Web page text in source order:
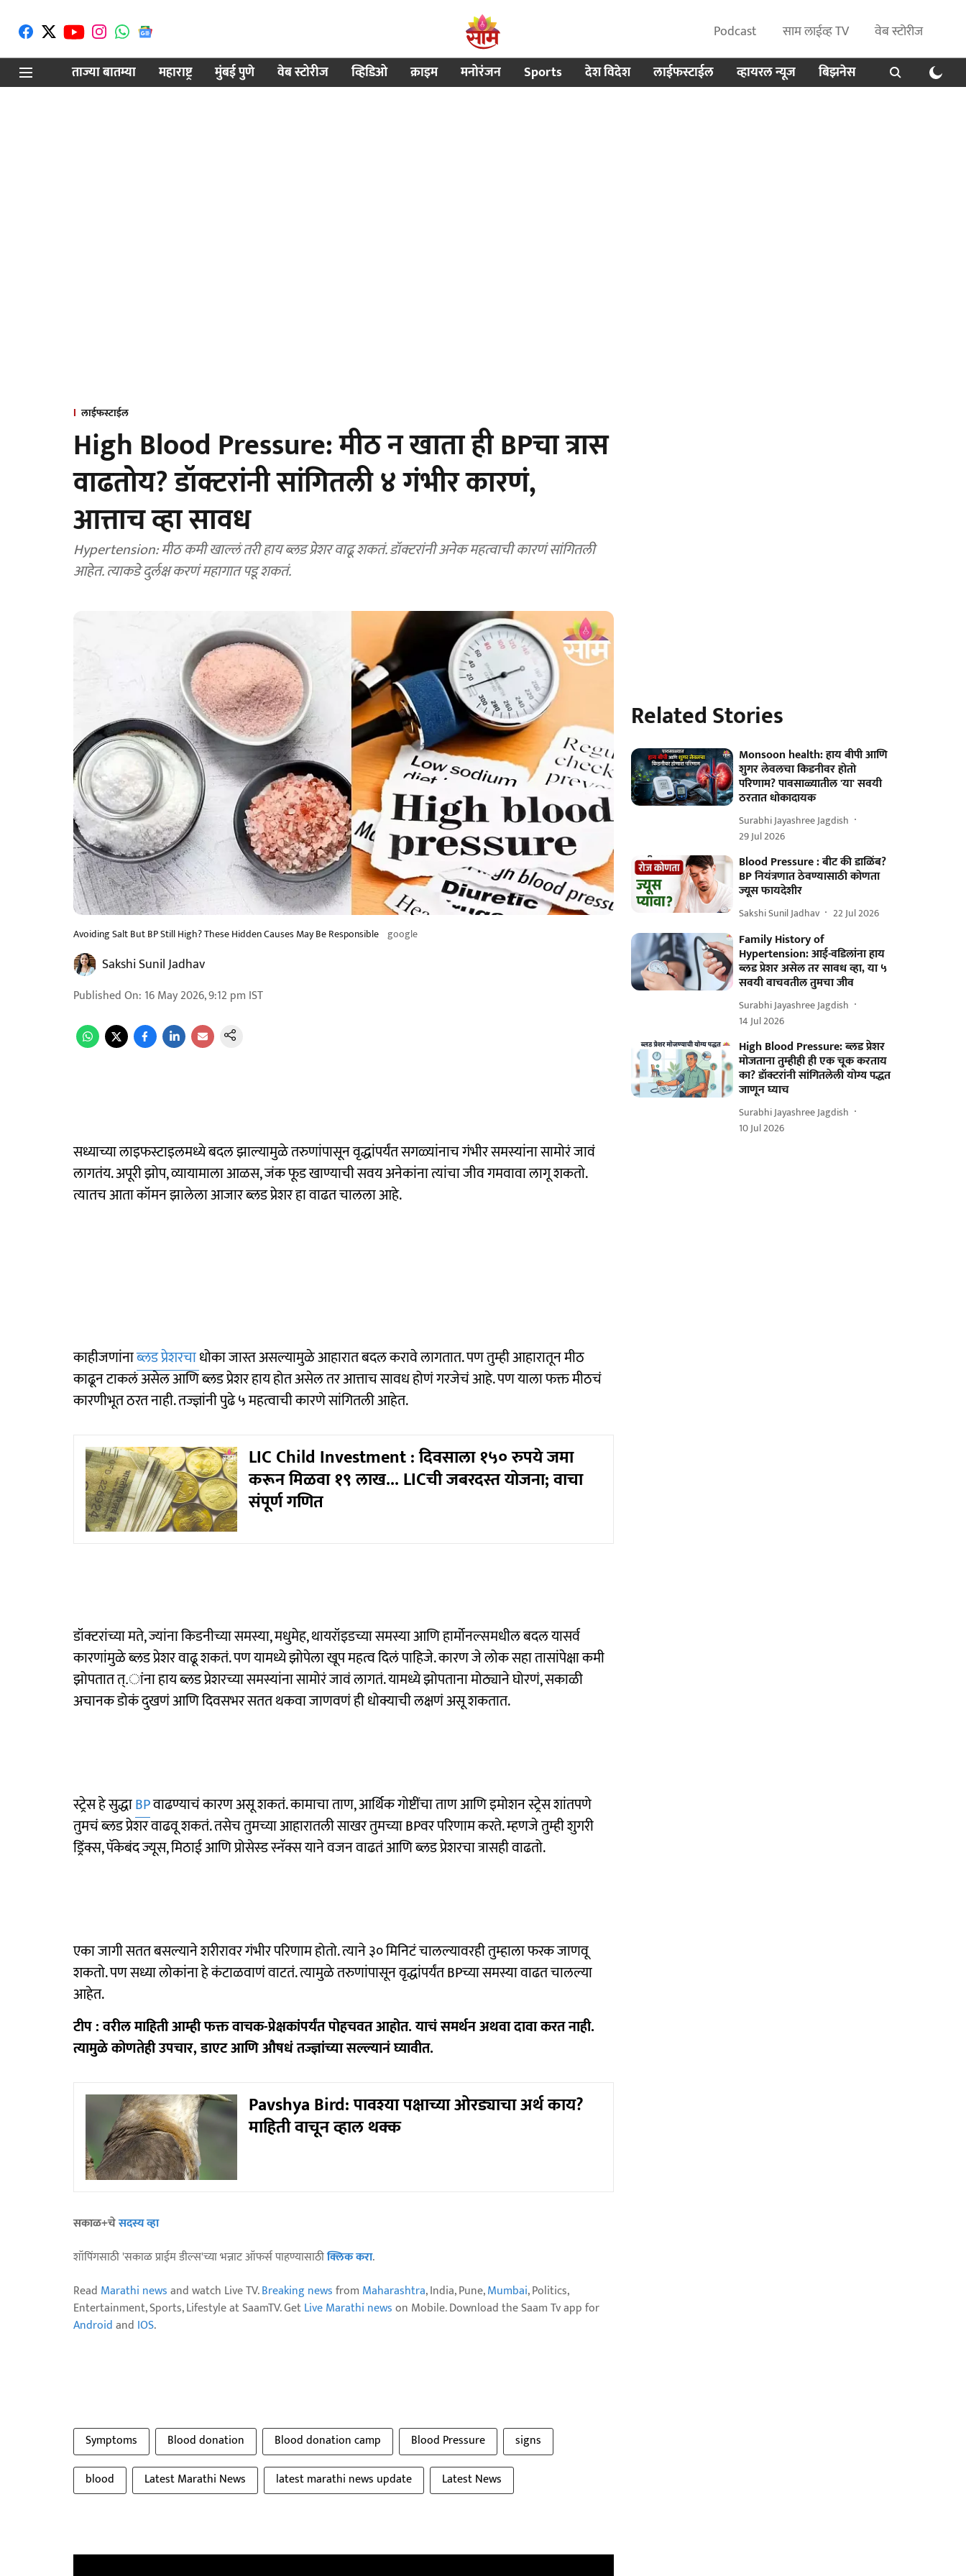
Podcast साम लाईव्ह TV
वेब स्टोरीज
ताज्या बातम्या
महाराष्ट्र मुंबई पुणे वेब स्टोरीज व्हिडिओ क्राइम मनोरंजन Sports देश विदेश लाईफस्टाईल व्हायरल न्यूज बिझनेस
लाईफस्टाईल
High Blood Pressure: मीठ न खाता ही BPचा त्रास
वाढतोय? डॉक्टरांनी सांगितली ४ गंभीर कारणं,
आत्ताच व्हा सावध
Hypertension: मीठ कमी खाल्लं तरी हाय ब्लड प्रेशर वाढू शकतं. डॉक्टरांनी अनेक महत्वाची कारणं सांगितली
आहेत. त्याकडे दुर्लक्ष करणं महागात पडू शकतं.
Avoiding Salt But BP Still High? These Hidden Causes May Be Responsible google
Sakshi Sunil Jadhav
Published On: 16 May 2026, 9:12 pm IST
सध्याच्या लाइफस्टाइलमध्ये बदल झाल्यामुळे तरुणांपासून वृद्धांपर्यंत सगळ्यांनाच गंभीर समस्यांना सामोरं जावं
लागतंय. अपूरी झोप, व्यायामाला आळस, जंक फूड खाण्याची सवय अनेकांना त्यांचा जीव गमवावा लागू शकतो.
त्यातच आता कॉमन झालेला आजार ब्लड प्रेशर हा वाढत चालला आहे.
काहीजणांनाब्लड प्रेशरचाधोका जास्त असल्यामुळे आहारात बदल करावे लागतात. पण तुम्ही आहारातून मीठ
काढून टाकलं असेल आणि ब्लड प्रेशर हाय होत असेल तर आत्ताच सावध होणं गरजेचं आहे. पण याला फक्त मीठचं
कारणीभूत ठरत नाही. तज्ज्ञांनी पुढे ५ महत्वाची कारणे सांगितली आहेत.
LIC Child Investment : दिवसाला १५० रुपये जमा
करून मिळवा १९ लाख... LICची जबरदस्त योजना; वाचा
संपूर्ण गणित
डॉक्टरांच्या मते, ज्यांना किडनीच्या समस्या, मधुमेह, थायरॉइडच्या समस्या आणि हार्मोनल्समधील बदल यासर्व
कारणांमुळे ब्लड प्रेशर वाढू शकतं. पण यामध्ये झोपेला खूप महत्व दिलं पाहिजे. कारण जे लोक सहा तासांपेक्षा कमी
झोपतात त्.ांना हाय ब्लड प्रेशरच्या समस्यांना सामोरं जावं लागतं. यामध्ये झोपताना मोठ्याने घोरणं, सकाळी
अचानक डोकं दुखणं आणि दिवसभर सतत थकवा जाणवणं ही धोक्याची लक्षणं असू शकतात.
स्ट्रेस हे सुद्धाBPवाढण्याचं कारण असू शकतं. कामाचा ताण, आर्थिक गोष्टींचा ताण आणि इमोशन स्ट्रेस शांतपणे
तुमचं ब्लड प्रेशर वाढवू शकतं. तसेच तुमच्या आहारातली साखर तुमच्या BPवर परिणाम करते. म्हणजे तुम्ही शुगरी
ड्रिंक्स, पॅकेबंद ज्यूस, मिठाई आणि प्रोसेस्ड स्नॅक्स याने वजन वाढतं आणि ब्लड प्रेशरचा त्रासही वाढतो.
एका जागी सतत बसल्याने शरीरावर गंभीर परिणाम होतो. त्याने ३० मिनिटं चालल्यावरही तुम्हाला फरक जाणवू
शकतो. पण सध्या लोकांना हे कंटाळवाणं वाटतं. त्यामुळे तरुणांपासून वृद्धांपर्यंत BPच्या समस्या वाढत चालल्या
आहेत.
टीप : वरील माहिती आम्ही फक्त वाचक-प्रेक्षकांपर्यंत पोहचवत आहोत. याचं समर्थन अथवा दावा करत नाही.
त्यामुळे कोणतेही उपचार, डाएट आणि औषधं तज्ज्ञांच्या सल्ल्यानं घ्यावीत.
Pavshya Bird: पावश्या पक्षाच्या ओरड्याचा अर्थ काय?
माहिती वाचून व्हाल थक्क
सकाळ+चेसदस्य व्हा
शॉपिंगसाठी 'सकाळ प्राईम डील्स'च्या भन्नाट ऑफर्स पाहण्यासाठीक्लिक करा.
Read Marathi newsand watch Live TV.Breaking newsfrom Maharashtra, India, Pune,Mumbai, Politics,
Entertainment, Sports, Lifestyle at SaamTV. GetLive Marathi newson Mobile. Download the Saam Tv app for
Androidand IOS.
Symptoms Blood donation Blood donation camp Blood Pressure
signs
blood
Latest Marathi News latest marathi news update Latest News
Related Stories
Monsoon health: हाय बीपी आणि
शुगर लेवलचा किडनीवर होतो
परिणाम? पावसाळ्यातील 'या' सवयी
ठरतात धोकादायक
Surabhi Jayashree Jagdish
29 Jul 2026
Blood Pressure : बीट की डाळिंब?
BP नियंत्रणात ठेवण्यासाठी कोणता
ज्यूस फायदेशीर
Sakshi Sunil Jadhav 22 Jul 2026
Family History of
Hypertension: आई-वडिलांना हाय
ब्लड प्रेशर असेल तर सावध व्हा, या ५
सवयी वाचवतील तुमचा जीव
Surabhi Jayashree Jagdish
14 Jul 2026
High Blood Pressure: ब्लड प्रेशर
मोजताना तुम्हीही ही एक चूक करताय
का? डॉक्टरांनी सांगितलेली योग्य पद्धत
जाणून घ्याच
Surabhi Jayashree Jagdish
10 Jul 2026